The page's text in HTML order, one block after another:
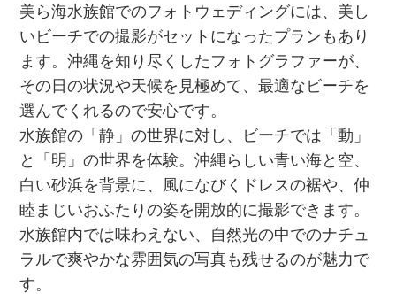
美ら海水族館でのフォトウェディングには、美し
いビーチでの撮影がセットになったプランもあり
ます。沖縄を知り尽くしたフォトグラファーが、
その日の状況や天候を見極めて、最適なビーチを
選んでくれるので安心です。
水族館の「静」の世界に対し、ビーチでは「動」
と「明」の世界を体験。沖縄らしい青い海と空、
白い砂浜を背景に、風になびくドレスの裾や、仲
睦まじいおふたりの姿を開放的に撮影できます。
水族館内では味わえない、自然光の中でのナチュ
ラルで爽やかな雰囲気の写真も残せるのが魅力で
す。